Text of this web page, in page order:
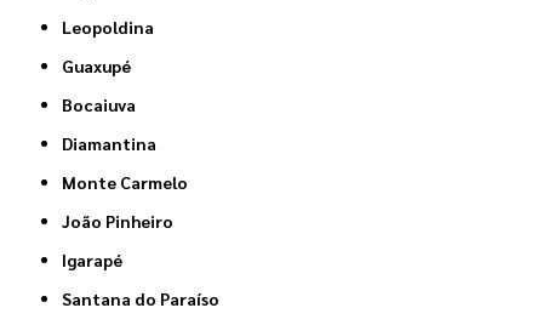
Leopoldina
Guaxupé
Bocaiuva
Diamantina
Monte Carmelo
João Pinheiro
Igarapé
Santana do Paraíso